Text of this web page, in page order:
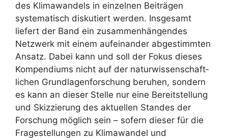
des Klimawandels in einzelnen Beiträgen
systematisch diskutiert werden. Insgesamt
liefert der Band ein zusammenhängendes
Netzwerk mit einem aufeinander abgestimmten
Ansatz. Dabei kann und soll der Fokus dieses
Kompendiums nicht auf der naturwissenschaft­
lichen Grundlagenforschung beruhen, sondern
es kann an dieser Stelle nur eine Bereit­stellung
und Skizzierung des aktuellen Standes der
Forschung möglich sein – sofern dieser für die
Fragestellungen zu Klimawandel und